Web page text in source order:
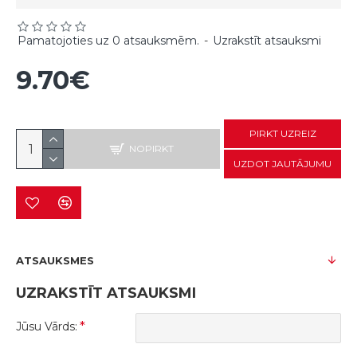
Pamatojoties uz 0 atsauksmēm. - Uzrakstīt atsauksmi
9.70€
NOPIRKT
PIRKT UZREIZ
UZDOT JAUTĀJUMU
ATSAUKSMES
UZRAKSTĪT ATSAUKSMI
Jūsu Vārds: